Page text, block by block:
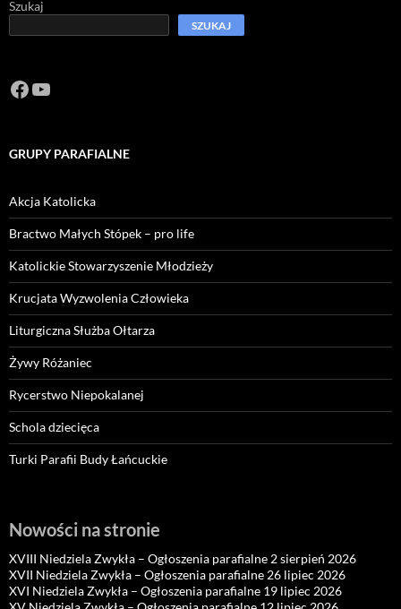
Szukaj
SZUKAJ
Facebook
https://www.youtube.com/channel/
GRUPY PARAFIALNE
Akcja Katolicka
Bractwo Małych Stópek – pro life
Katolickie Stowarzyszenie Młodzieży
Krucjata Wyzwolenia Człowieka
Liturgiczna Służba Ołtarza
Żywy Różaniec
Rycerstwo Niepokalanej
Schola dziecięca
Turki Parafii Budy Łańcuckie
Nowości na stronie
XVIII Niedziela Zwykła – Ogłoszenia parafialne 2 sierpień 2026
XVII Niedziela Zwykła – Ogłoszenia parafialne 26 lipiec 2026
XVI Niedziela Zwykła – Ogłoszenia parafialne 19 lipiec 2026